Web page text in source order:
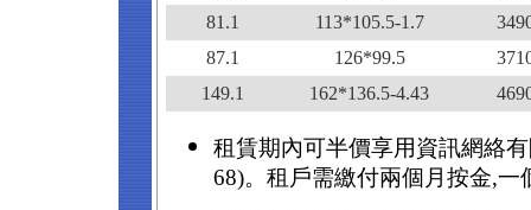
81.1
113*105.5-1.7
87.1
126*99.5
149.1
162*136.5-4.43
租賃期內可半價享用資訊網絡
68)。租戶需繳付兩個月按金,